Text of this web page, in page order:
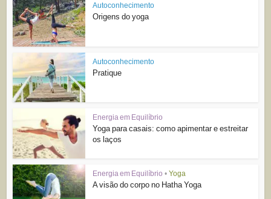
Autoconhecimento
Origens do yoga
Autoconhecimento
Pratique
Energia em Equilíbrio
Yoga para casais: como apimentar e estreitar
os laços
Energia em Equilíbrio • Yoga
A visão do corpo no Hatha Yoga